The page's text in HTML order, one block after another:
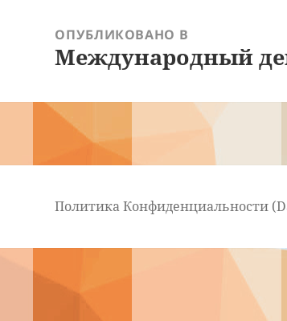
записям
ОПУБЛИКОВАНО В
Международный
Политика Конфиденциальности